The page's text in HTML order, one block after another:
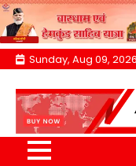
Skip
content
Sunday, Aug 09, 2026